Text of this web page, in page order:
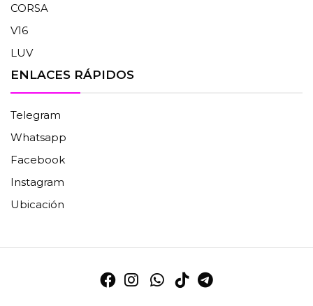
CORSA
V16
LUV
ENLACES RÁPIDOS
Telegram
Whatsapp
Facebook
Instagram
Ubicación